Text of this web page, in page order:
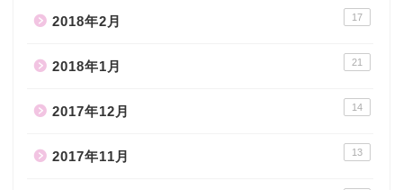
2018年2月 17
2018年1月 21
2017年12月 14
2017年11月 13